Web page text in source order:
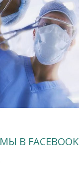
МЫ В FACEBOOK